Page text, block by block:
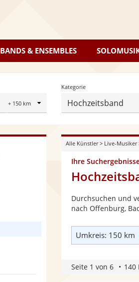
BANDS & ENSEMBLES
Ort
Events
festlegen
Kategorie
Hochzeitsband
Alle Künstler> Live-Musiker
Ihre
Durchsuchen und
nach Offenburg,
Umkreis: 150 km
Seite 1 von 6 140